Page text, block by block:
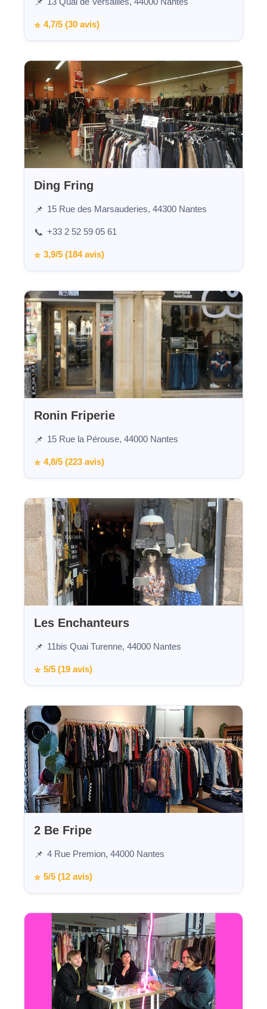
📌
⭐ 4,7/5 (30 avis)
Ding Fring
📌 15 Rue des Marsauderies, 44300 Nantes
📞 +33 2 52 59 05 61
⭐ 3,9/5 (184 avis)
Ronin Friperie
📌 15 Rue la Pérouse, 44000 Nantes
⭐ 4,8/5 (223 avis)
Les Enchanteurs
📌 11bis Quai Turenne, 44000 Nantes
⭐ 5/5 (19 avis)
2 Be Fripe
📌 4 Rue Premion, 44000 Nantes
⭐ 5/5 (12 avis)